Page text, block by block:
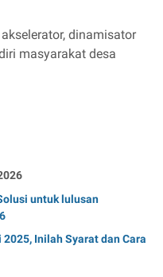
dinamisator
masyarakat desa
untuk lulusan
Inilah Syarat dan Cara